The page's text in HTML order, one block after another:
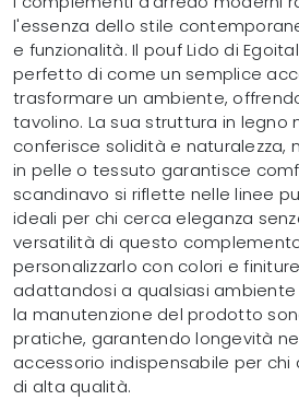
l'essenza dello stile
e funzionalità. Il pouf Lido di
perfetto di come un semplice
trasformare un ambiente,
tavolino. La sua struttura in legno
conferisce solidità e naturalezza,
in pelle o tessuto garantisce
scandinavo si riflette nelle linee
ideali per chi cerca eleganza
versatilità di questo
personalizzarlo con colori e
adattandosi a qualsiasi
la manutenzione del prodotto
pratiche, garantendo longevità
accessorio indispensabile per chi
di alta qualità.